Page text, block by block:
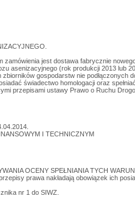
zamówienia jest dostawa fabrycznie
asenizacyjnego (rok produkcji 2013 lub
gospodarstw nie podłączonych
świadectwo homologacji oraz
przepisami ustawy Prawo o Ruchu
I TECHNICZNYM
OCENY SPEŁNIANIA TYCH
prawa nakładają obowiązek ich
nr 1 do SIWZ.